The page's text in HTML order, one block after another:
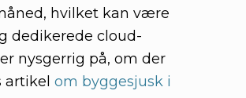
hvilket kan være
dedikerede cloud-
nysgerrig på, om der
om byggesjusk i